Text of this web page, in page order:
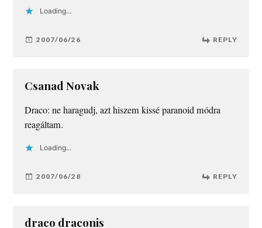
Loading...
2007/06/26 REPLY
Csanad Novak
Draco: ne haragudj, azt hiszem kissé paranoid módra
reagáltam.
Loading...
2007/06/28 REPLY
draco draconis